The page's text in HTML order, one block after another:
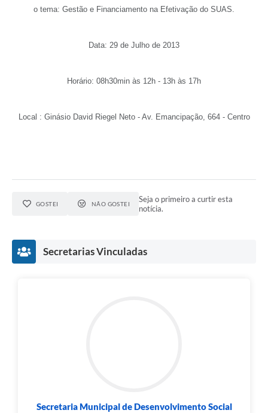
o tema: Gestão e Financiamento na Efetivação do SUAS.
Data: 29 de Julho de 2013
Horário: 08h30min às 12h - 13h às 17h
Local : Ginásio David Riegel Neto - Av. Emancipação, 664 - Centro
GOSTEI NÃO GOSTEI
Seja o primeiro a curtir esta
notícia.
Secretarias Vinculadas
Secretaria Municipal de Desenvolvimento Social